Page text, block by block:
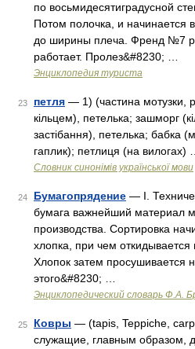
по восьмидесятиградусной
Потом полочка, и начинается
до ширины плеча. Френд №7
работает. Пролез&#8230; …
Энциклопедия туриста
23 петля — 1) (частина мотузки,
кільцем), петелька; зашморг
застібання), петелька; бабка
гаплик); петлиця (на вилогах) …
Словник синонімів української мови
24 Бумагопрядение — I.
бумага важнейший материал
производства. Сортировка
хлопка, при чем откидывается
Хлопок затем просушивается
этого&#8230; …
Энциклопедический словарь Ф.А.
25 Ковры — (tapis, Teppiche,
служащие, главным образом,